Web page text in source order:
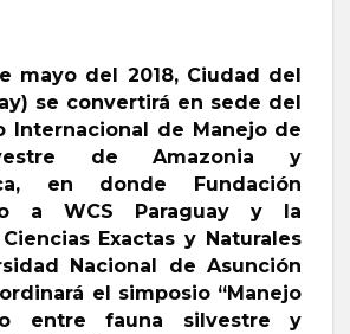
mayo del 2018, Ciudad del
se convertirá en sede del
Internacional de Manejo de
de Amazonia y
en donde Fundación
a WCS Paraguay y la
Exactas y Naturales
Nacional de Asunción
el simposio “Manejo
entre fauna silvestre y